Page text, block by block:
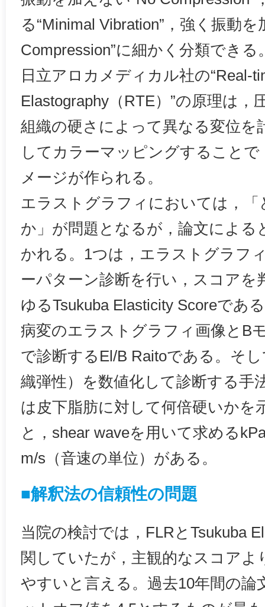
る“Minimal Vibration”，強く振動を
Compression”に細かく分類できる
日立アロカメディカル社の“Real-
Elastography（RTE）”の原理は，
組織の硬さによって異なる変位を
してカラーマッピングすること
メージが作られる。
エラストグラフィにおいては，
か」が問題となるが，論文による
かれる。1つは，エラストグラフ
ーパターン診断を行い，スコアを
ゆるTsukuba Elasticity Scoreであ
病変のエラストグラフィ画像とB
で診断するEl/B Raitoである。そ
織弾性）を数値化して診断する手
は皮下脂肪に対して何倍硬いかを
と，shear waveを用いて求める
m/s（音速の単位）がある。
■解釈法の信頼性の問題
当院の検討では，FLRとTsukuba
関していたが，主観的なスコアよ
やすいと言える。過去10年間の論